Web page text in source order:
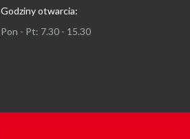
Godziny otwarcia:
Pon - Pt: 7.30 - 15.30